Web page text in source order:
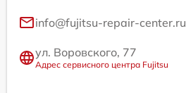
info@fujitsu-repair-center.ru
ул. Воровского, 77
Адрес сервисного центра Fujitsu